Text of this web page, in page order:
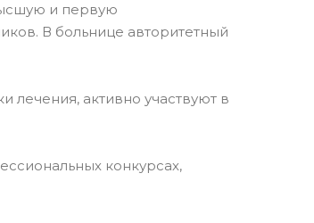
и первую
В больнице авторитетный
активно участвуют в
конкурсах,